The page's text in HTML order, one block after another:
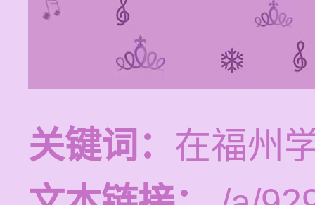
关键词： 在福州